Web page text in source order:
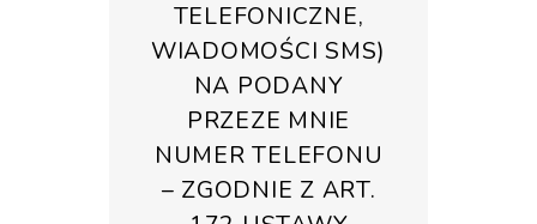
TELEFONICZNE,
WIADOMOŚCI SMS)
NA PODANY
PRZEZE MNIE
NUMER TELEFONU
– ZGODNIE Z ART.